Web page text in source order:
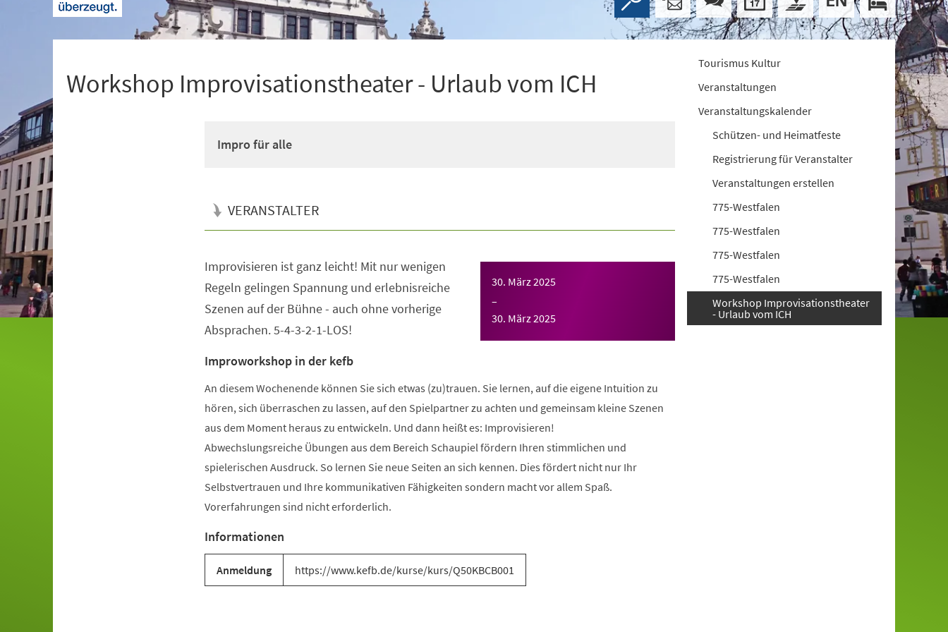
Workshop Improvisationstheater - Urlaub vom ICH
Impro für alle
VERANSTALTER
30. März 2025
–
30. März 2025
Improvisieren ist ganz leicht! Mit nur wenigen
Regeln gelingen Spannung und erlebnisreiche
Szenen auf der Bühne - auch ohne vorherige
Absprachen. 5-4-3-2-1-LOS!
Improworkshop in der kefb
An diesem Wochenende können Sie sich etwas (zu)trauen. Sie lernen, auf die eigene Intuition zu
hören, sich überraschen zu lassen, auf den Spielpartner zu achten und gemeinsam kleine Szenen
aus dem Moment heraus zu entwickeln. Und dann heißt es: Improvisieren!
Abwechslungsreiche Übungen aus dem Bereich Schaupiel fördern Ihren stimmlichen und
spielerischen Ausdruck. So lernen Sie neue Seiten an sich kennen. Dies fördert nicht nur Ihr
Selbstvertrauen und Ihre kommunikativen Fähigkeiten sondern macht vor allem Spaß.
Vorerfahrungen sind nicht erforderlich.
Informationen
Anmeldung https://www.kefb.de/kurse/kurs/Q50KBCB001
Tourismus Kultur
Veranstaltungen
Veranstaltungskalender
Schützen- und Heimatfeste
Registrierung für Veranstalter
Veranstaltungen erstellen
775-Westfalen
775-Westfalen
775-Westfalen
775-Westfalen
Workshop Improvisationstheater
- Urlaub vom ICH